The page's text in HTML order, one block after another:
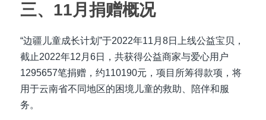
三、11月捐赠概况
“边疆儿童成长计划”于2022年11月8日上线公益宝贝，
截止2022年12月6日，共获得公益商家与爱心用户
1295657笔捐赠，约110190元，项目所筹得款项，将
用于云南省不同地区的困境儿童的救助、陪伴和服
务。